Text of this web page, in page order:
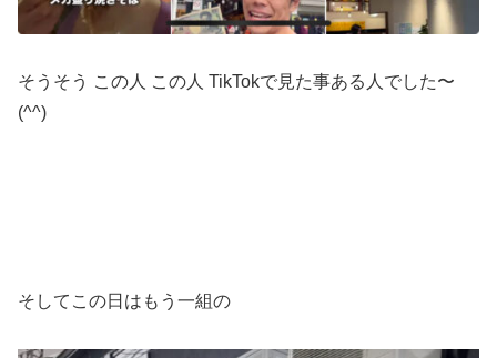
そうそう この人 この人 TikTokで見た事ある人でした〜
(^^)
そしてこの日はもう一組の